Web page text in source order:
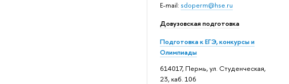
E-mail: sdoperm@hse.ru
Довузовская подготовка
Подготовка к ЕГЭ, конкурсы и
Олимпиады
614017, Пермь, ул. Студенческая,
23, каб. 106